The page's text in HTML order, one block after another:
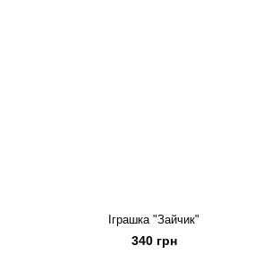
Іграшка "Зайчик"
340 грн